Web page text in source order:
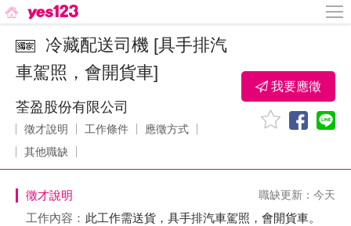
冷藏配送司機 [具手排汽
車駕照，會開貨車]
荃盈股份有限公司
徵才說明 工作條件
應徵方式
其他職缺
我要應徵
徵才說明 職缺更新：今天
工作內容： 此工作需送貨，具手排汽車駕照，會開貨車。